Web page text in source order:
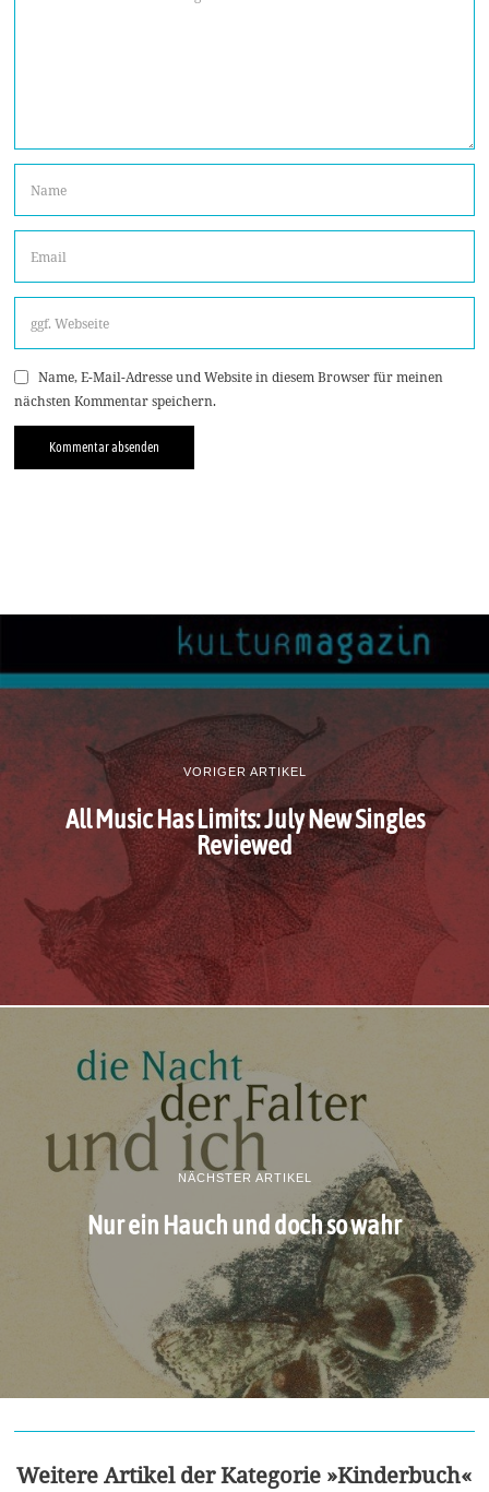
Name, E-Mail-Adresse und Website in diesem Browser für meinen
nächsten Kommentar speichern.
VORIGER ARTIKEL
All Music Has Limits: July New Singles
Reviewed
NÄCHSTER ARTIKEL
Nur ein Hauch und doch so wahr
Weitere Artikel der Kategorie »Kinderbuch«